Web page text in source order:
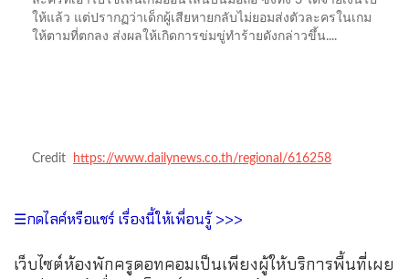
ให้แล้ว แต่ปรากฏว่าเด็กผู้เสียหายกลับไม่ยอมส่งตัวละครในเกม
ให้ตามที่ตกลง ส่งผลให้เกิดการข่มขู่ทำร้ายดังกล่าวขึ้น....
Credit https://www.dailynews.co.th/regional/616258
☰กดไลค์หรือแชร์ เรื่องนี้ให้เพื่อนรู้ >>>
เว็บไซต์ห้องพักครูดอทคอมเป็นเพียงผู้ให้บริการพื้นที่เผย